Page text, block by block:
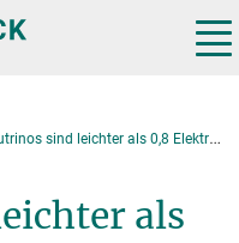
sind leichter als 0,8 Elektronenvolt
als